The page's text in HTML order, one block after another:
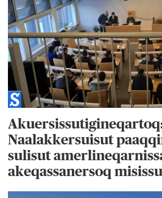
Naalakkersuisut
sulisut
akeqassanersoq